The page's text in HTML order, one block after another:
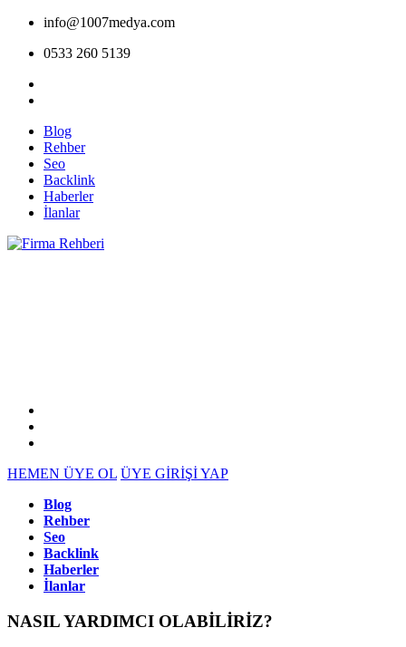
info@1007medya.com
0533 260 5139
Blog
Rehber
Seo
Backlink
Haberler
İlanlar
HEMEN ÜYE OL ÜYE GİRİŞİ YAP
Blog
Rehber
Seo
Backlink
Haberler
İlanlar
NASIL YARDIMCI OLABİLİRİZ?